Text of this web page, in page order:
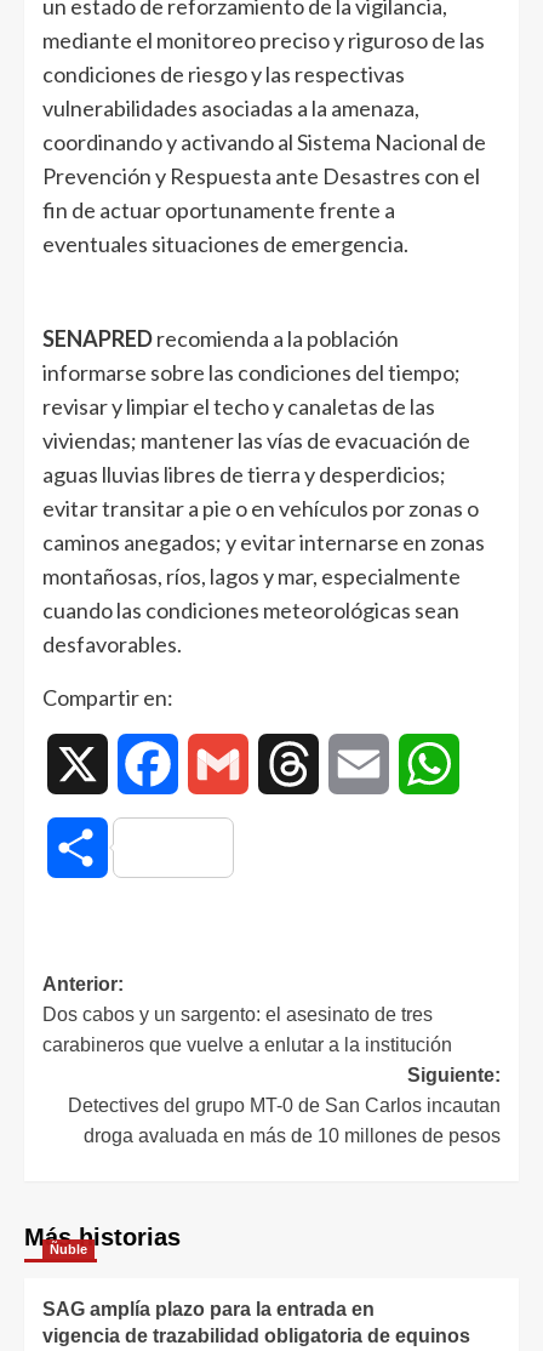
un estado de reforzamiento de la vigilancia,
mediante el monitoreo preciso y riguroso de las
condiciones de riesgo y las respectivas
vulnerabilidades asociadas a la amenaza,
coordinando y activando al Sistema Nacional de
Prevención y Respuesta ante Desastres con el
fin de actuar oportunamente frente a
eventuales situaciones de emergencia.
SENAPREDrecomienda a la población
informarse sobre las condiciones del tiempo;
revisar y limpiar el techo y canaletas de las
viviendas; mantener las vías de evacuación de
aguas lluvias libres de tierra y desperdicios;
evitar transitar a pie o en vehículos por zonas o
caminos anegados; y evitar internarse en zonas
montañosas, ríos, lagos y mar, especialmente
cuando las condiciones meteorológicas sean
desfavorables.
Compartir en:
Facebook Gmail Threads Email
Compartir
Anterior:
Dos cabos y un sargento: el asesinato de tres
carabineros que vuelve a enlutar a la institución
Siguiente:
Detectives del grupo MT-0 de San Carlos incautan
droga avaluada en más de 10 millones de pesos
Más historias
Ñuble
SAG amplía plazo para la entrada en
vigencia de trazabilidad obligatoria de equinos